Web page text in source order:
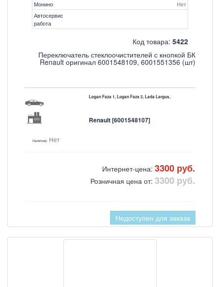
Монино
Нет
Автосервис
работа
Код товара: 5422
Переключатель стеклоочистителей с кнопкой БК
Renault оригинал 6001548109, 6001551356 (шт)
Logan Faza 1, Logan Faza 2, Lada Largus,
Renault [6001548107]
Наличие: Нет
Интернет-цена: 3300 руб.
Розничная цена от: 3300 руб.
Недоступен для заказа